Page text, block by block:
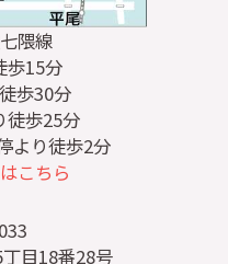
隈線
歩15分
歩30分
徒歩25分
より徒歩2分
こちら
目18番28号